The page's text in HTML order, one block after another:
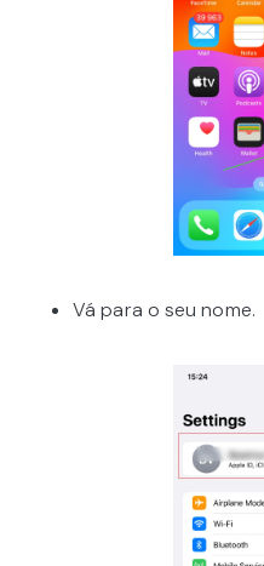
Vá para o seu nome.